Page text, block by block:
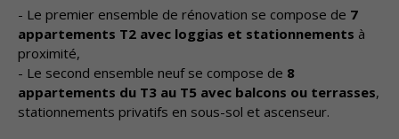
- Le premier ensemble de rénovation se compose de 7
appartements T2 avec loggias et stationnements à
proximité,
- Le second ensemble neuf se compose de 8
appartements du T3 au T5 avec balcons ou terrasses,
stationnements privatifs en sous-sol et ascenseur.